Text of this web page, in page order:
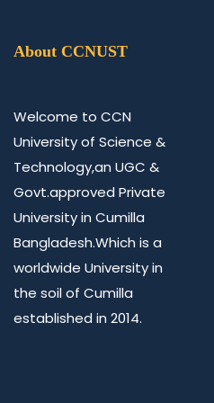
About CCNUST
Welcome to CCN
University of Science &
Technology,an UGC &
Govt.approved Private
University in Cumilla
Bangladesh.Which is a
worldwide University in
the soil of Cumilla
established in 2014.